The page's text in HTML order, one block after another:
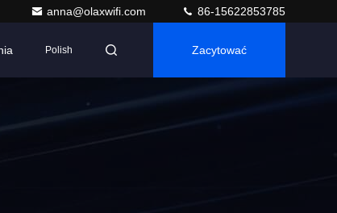
anna@olaxwifi.com 86-15622853785
Polish Zacytować